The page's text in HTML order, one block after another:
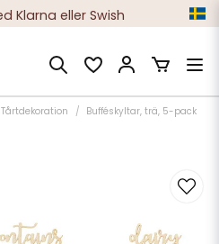
Klarna eller Swish
nöjda kunder
Tårtdekoration Bufféskyltar, trä, 5-pack